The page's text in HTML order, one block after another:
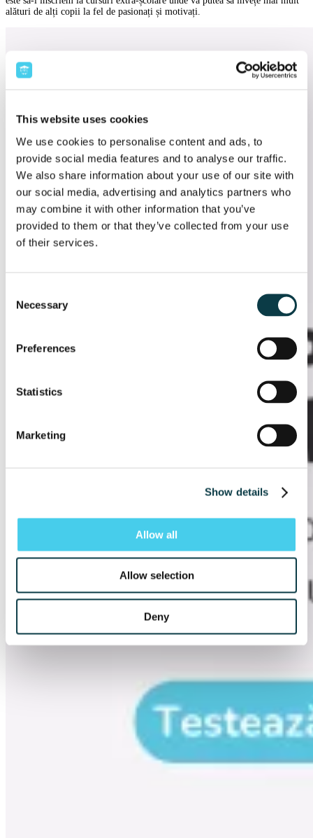
This website uses cookies
We use cookies to personalise content and ads, to
provide social media features and to analyse our traffic.
We also share information about your use of our site with
our social media, advertising and analytics partners who
may combine it with other information that you’ve
provided to them or that they’ve collected from your use
of their services.
Selection
Necessary
Preferences
Statistics
Marketing
Show details
Allow all
Allow selection
Deny
alături de alți copii la fel de pasionați și motivați.